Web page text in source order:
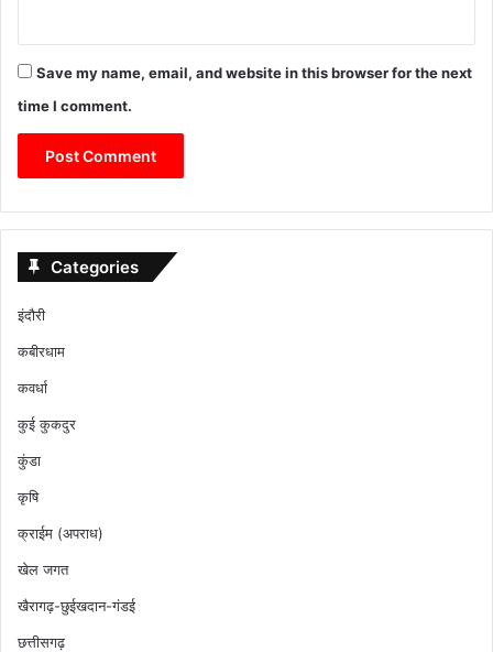
Save my name, email, and website in this browser for the next
time I comment.
Categories
इंदौरी
कबीरधाम
कवर्धा
कुई कुकदुर
कुंडा
कृषि
क्राईम (अपराध)
खेल जगत
खैरागढ़-छुईखदान-गंडई
छत्तीसगढ़